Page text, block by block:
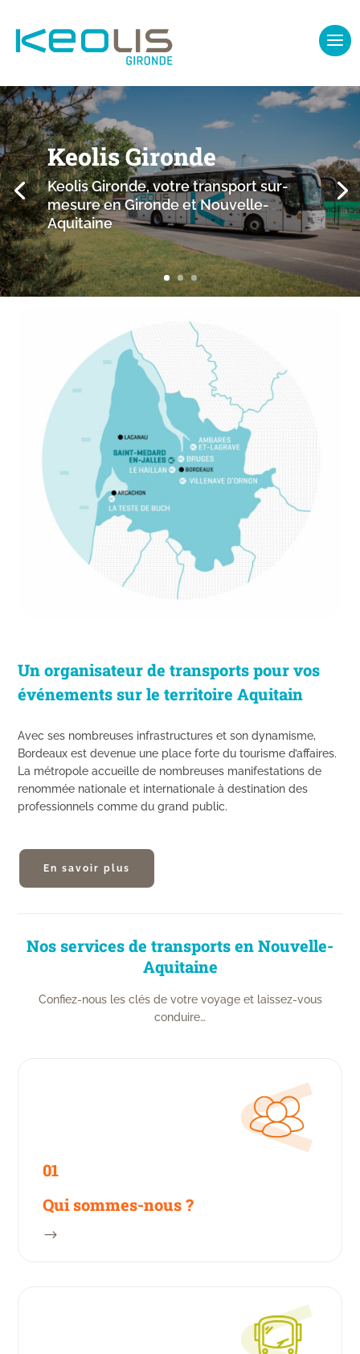
Keolis Gironde
Keolis Gironde, votre transport sur-
mesure en Gironde et Nouvelle-
Aquitaine
Un organisateur de transports pour vos
événements sur le territoire Aquitain
Avec ses nombreuses infrastructures et son dynamisme,
Bordeaux est devenue une place forte du tourisme d’affaires.
La métropole accueille de nombreuses manifestations de
renommée nationale et internationale à destination des
professionnels comme du grand public.
En savoir plus
Nos services de transports en Nouvelle-
Aquitaine
Confiez-nous les clés de votre voyage et laissez-vous
conduire…
01
Qui sommes-nous ?
$